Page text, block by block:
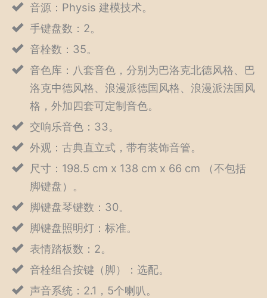
音源：Physis 建模技术。
手键盘数：2。
音栓数：35。
音色库：八套音色，分别为巴洛克北德风格、巴
洛克中德风格、浪漫派德国风格、浪漫派法国风
格，外加四套可定制音色。
交响乐音色：33。
外观：古典直立式，带有装饰音管。
尺寸：198.5 cm x 138 cm x 66 cm （不包括
脚键盘）。
脚键盘琴键数：30。
脚键盘照明灯：标准。
表情踏板数：2。
音栓组合按键（脚）：选配。
声音系统：2.1，5个喇叭。